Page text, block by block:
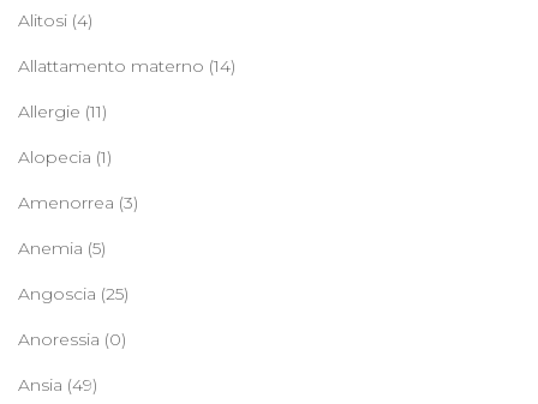
Alitosi (4)
Allattamento materno (14)
Allergie (11)
Alopecia (1)
Amenorrea (3)
Anemia (5)
Angoscia (25)
Anoressia (0)
Ansia (49)